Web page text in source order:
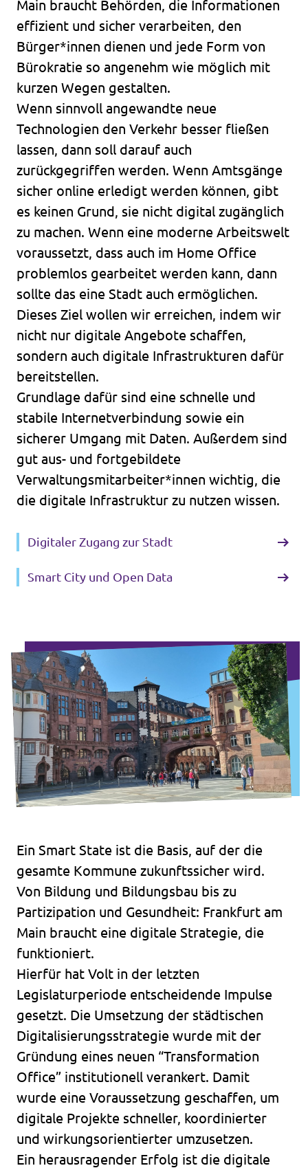
Main braucht Behörden, die Informationen
effizient und sicher verarbeiten, den
Bürger*innen dienen und jede Form von
Bürokratie so angenehm wie möglich mit
kurzen Wegen gestalten.
Wenn sinnvoll angewandte neue
Technologien den Verkehr besser fließen
lassen, dann soll darauf auch
zurückgegriffen werden. Wenn Amtsgänge
sicher online erledigt werden können, gibt
es keinen Grund, sie nicht digital zugänglich
zu machen. Wenn eine moderne Arbeitswelt
voraussetzt, dass auch im Home Office
problemlos gearbeitet werden kann, dann
sollte das eine Stadt auch ermöglichen.
Dieses Ziel wollen wir erreichen, indem wir
nicht nur digitale Angebote schaffen,
sondern auch digitale Infrastrukturen dafür
bereitstellen.
Grundlage dafür sind eine schnelle und
stabile Internetverbindung sowie ein
sicherer Umgang mit Daten. Außerdem sind
gut aus- und fortgebildete
Verwaltungsmitarbeiter*innen wichtig, die
die digitale Infrastruktur zu nutzen wissen.
Digitaler Zugang zur Stadt
Smart City und Open Data
Ein Smart State ist die Basis, auf der die
gesamte Kommune zukunftssicher wird.
Von Bildung und Bildungsbau bis zu
Partizipation und Gesundheit: Frankfurt am
Main braucht eine digitale Strategie, die
funktioniert.
Hierfür hat Volt in der letzten
Legislaturperiode entscheidende Impulse
gesetzt. Die Umsetzung der städtischen
Digitalisierungsstrategie wurde mit der
Gründung eines neuen “Transformation
Office” institutionell verankert. Damit
wurde eine Voraussetzung geschaffen, um
digitale Projekte schneller, koordinierter
und wirkungsorientierter umzusetzen.
Ein herausragender Erfolg ist die digitale